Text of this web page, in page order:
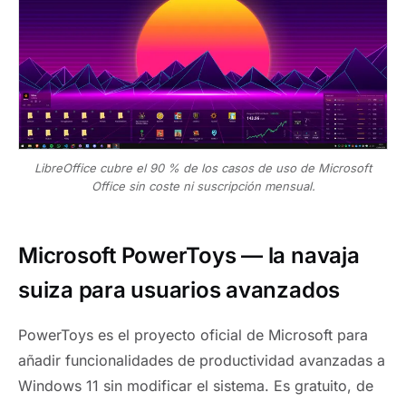
LibreOffice cubre el 90 % de los casos de uso de Microsoft
Office sin coste ni suscripción mensual.
Microsoft PowerToys — la navaja
suiza para usuarios avanzados
PowerToys es el proyecto oficial de Microsoft para
añadir funcionalidades de productividad avanzadas a
Windows 11 sin modificar el sistema. Es gratuito, de